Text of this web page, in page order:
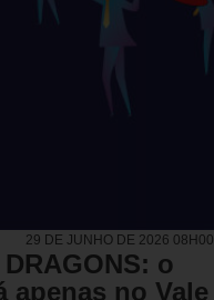
29 DE JUNHO DE 2026 08H00
o
apenas no Vale